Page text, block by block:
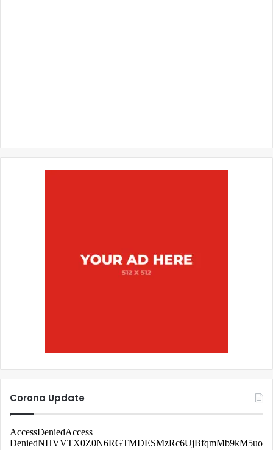
Corona Update